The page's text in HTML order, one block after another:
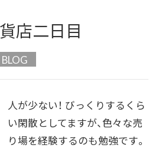
店二日目
BLOG
人が少ない！ びっくりするくら
い閑散としてますが、色々な売
り場を経験するのも勉強です。